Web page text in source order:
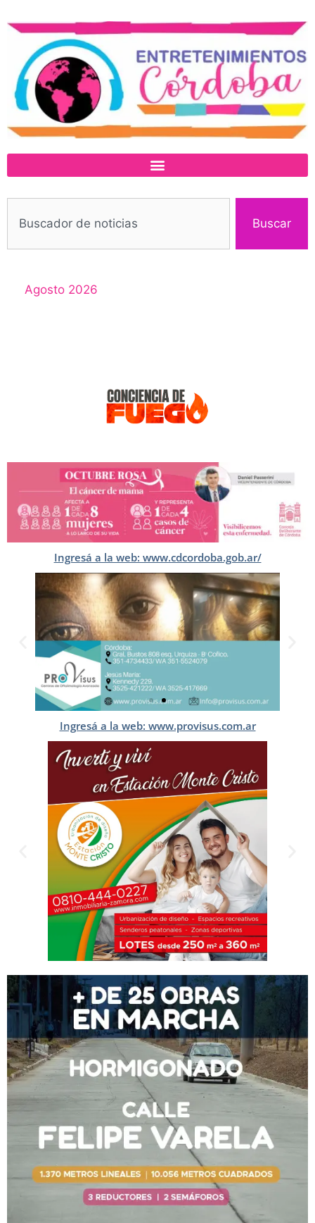
Buscar
Agosto 2026
Ingresá a la web: www.cdcordoba.gob.ar/
Ingresá a la web: www.provisus.com.ar